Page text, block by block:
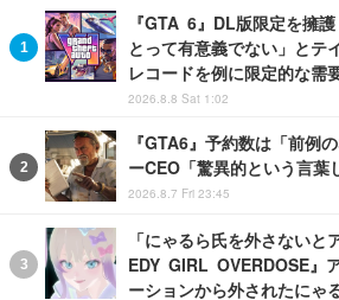
『GTA 6』DL版限定を擁
とって有意義でない」とテ
レコードを例に限定的な需
2026.8.8 Sat 1:02
『GTA6』予約数は「前例
ーCEO「驚異的という言葉
2026.8.7 Fri 23:45
「にゃるら氏を外さないと
EDY GIRL OVERDOSE』
ーションから外されたにゃ